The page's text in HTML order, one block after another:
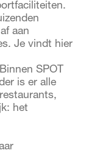
aan
Je vindt hier
SPOT
is er alle
het